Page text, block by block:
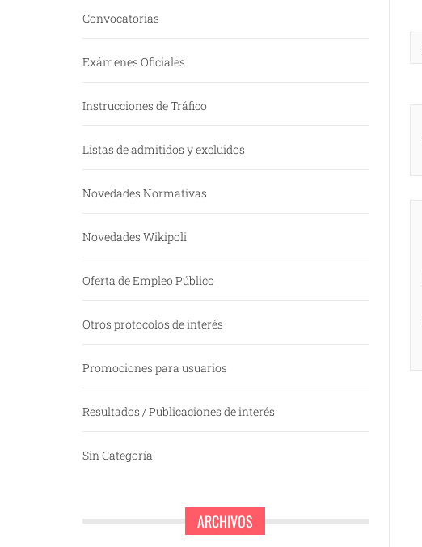
Convocatorias
Exámenes Oficiales
Instrucciones de Tráfico
Listas de admitidos y excluidos
Novedades Normativas
Novedades Wikipoli
Oferta de Empleo Público
Otros protocolos de interés
Promociones para usuarios
Resultados / Publicaciones de interés
Sin Categoría
ARCHIVOS